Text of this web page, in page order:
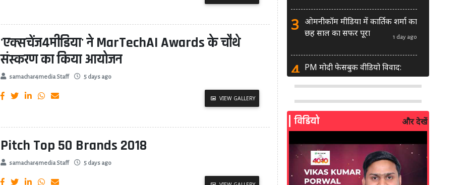
'एक्सचेंज4मीडिया' ने MarTechAI Awards के चौथे
संस्करण का किया आयोजन
samachar4media Staff 5 days ago
VIEW GALLERY
Pitch Top 50 Brands 2018
samachar4media Staff 5 days ago
3 ओमनीकॉम मीडिया में कार्तिक शर्मा का
छह साल का सफर पूरा
1 day ago
4 PM मोदी फेसबुक वीडियो विवाद:
MeitY से मिलेगी मेटा की ग्लोबल टीम
5 AI से बने फर्जी पोस्ट पर LinkedIn
की सख्ती: लॉन्च किए नए मॉडरेशन
6
सरकार दे रही बड़ा मौका: शॉर्ट वीडियो
बनाने वाले क्रिएटर्स जीत सकते हैं ₹5
विडियो और देखें